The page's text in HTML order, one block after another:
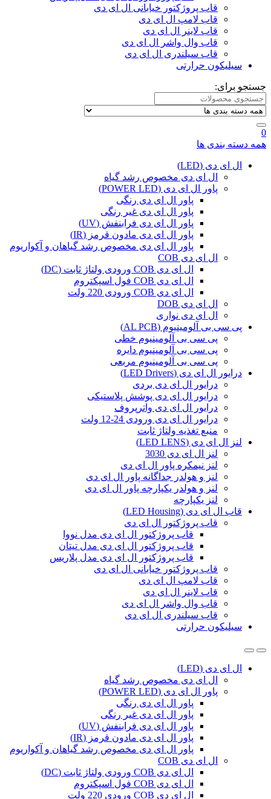
قاب پروژکتور خیابانی ال ای دی
قاب لامپ ال ای دی
قاب لاینر ال ای دی
قاب وال واشر ال ای دی
قاب سیلندری ال ای دی
سیلیکون حرارتی
جستجو برای:
0
همه دسته بندی ها
ال ای دی (LED)
ال ای دی مخصوص رشد گیاه
پاور ال ای دی (POWER LED)
پاور ال ای دی رنگی
پاور ال ای دی غیر رنگی
پاور ال ای دی فرابنفش (UV)
پاور ال ای دی مادون قرمز (IR)
پاور ال ای دی مخصوص رشد گیاهان و آکواریوم
ال ای دی COB
ال ای دی COB ورودی ولتاژ ثابت (DC)
ال ای دی COB فول اسپکتروم
ال ای دی COB ورودی 220 ولت
ال ای دی DOB
ال ای دی نواری
پی سی بی آلومینیوم (AL PCB)
پی سی بی آلومینیوم خطی
پی سی بی آلومینیوم دایره
پی سی بی آلومینیوم مربعی
درایور ال ای دی (LED Drivers)
درایور ال ای دی بردی
درایور ال ای دی پوشش پلاستیکی
درایور ال ای دی واترپروف
درایور ال ای دی ورودی 24-12 ولت
منبع تغذیه ولتاژ ثابت
لنز ال ای دی (LED LENS)
لنز ال ای دی 3030
لنز نیمکره پاور ال ای دی
لنز و هولدر جداگانه پاور ال ای دی
لنز و هولدر یکپارچه پاور ال ای دی
لنز یکپارچه
قاب ال ای دی (LED Housing)
قاب پروژکتور ال ای دی
قاب پروژکتور ال ای دی مدل نووا
قاب پروژکتور ال ای دی مدل تیتان
قاب پروژکتور ال ای دی مدل پلاریس
قاب پروژکتور خیابانی ال ای دی
قاب لامپ ال ای دی
قاب لاینر ال ای دی
قاب وال واشر ال ای دی
قاب سیلندری ال ای دی
سیلیکون حرارتی
ال ای دی (LED)
ال ای دی مخصوص رشد گیاه
پاور ال ای دی (POWER LED)
پاور ال ای دی رنگی
پاور ال ای دی غیر رنگی
پاور ال ای دی فرابنفش (UV)
پاور ال ای دی مادون قرمز (IR)
پاور ال ای دی مخصوص رشد گیاهان و آکواریوم
ال ای دی COB
ال ای دی COB ورودی ولتاژ ثابت (DC)
ال ای دی COB فول اسپکتروم
ال ای دی COB ورودی 220 ولت